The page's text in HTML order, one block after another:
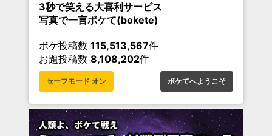
3秒で笑える大喜利サービス
写真で一言ボケて(bokete)
ボケ投稿数 115,513,567件
お題投稿数 8,108,202件
セーフモード オン ボケてへようこそ